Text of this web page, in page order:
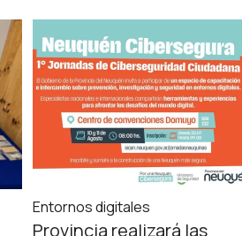
Entornos digitales
Provincia realizará las